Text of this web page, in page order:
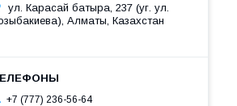
ул. Карасай батыра, 237 (уг. ул.
Алматы, Казахстан
+7 (777) 236-56-64